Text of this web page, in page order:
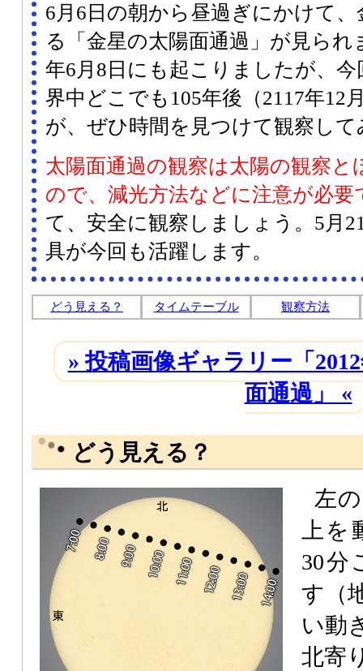
6月6日の朝から昼過ぎにかけて
る「金星の太陽面通過」が見られ
年6月8日にも起こりましたが、
界中どこでも105年後（2117年12
が、ぜひ時間を見つけて観察し
太陽面通過の観察は太陽の観察
ので、減光方法などに注意が必要
て、安全に観察しましょう。5月
具が今回も活躍します。
どう見える？ タイムテーブル 観察方法
» 投稿画像ギャラリー「
面通過」 «
どう見える？
左
上を
30分
す（
い動
北寄